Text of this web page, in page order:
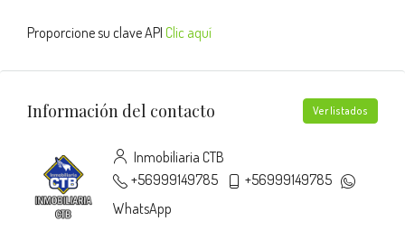
Proporcione su clave API Clic aquí
Información del contacto Ver listados
Inmobiliaria CTB
+56999149785
+56999149785
WhatsApp